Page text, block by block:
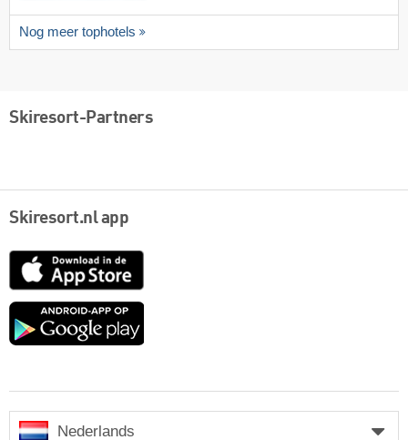
Nog meer tophotels
Skiresort-Partners
Skiresort.nl app
App
Google
Nederlands